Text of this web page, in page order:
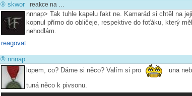
® skwor reakce na …
nnnap> Tak tuhle kapelu fakt ne. Kamarád si chtěl na
kopnul přímo do obličeje, respektive do foťáku, který
nehodlám.
reagovat
® nnnap
lopem, co? Dáme si něco? Valím si pro
una
tuná něco k pivsonu.